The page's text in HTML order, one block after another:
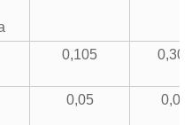
0,105 0,301
0,05 0,08